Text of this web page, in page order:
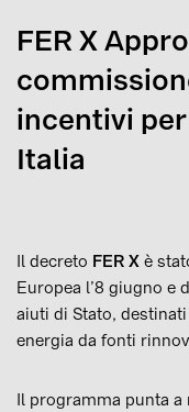
FER X
incentivi
Italia
Il decreto FER X è
Europea l’8 giugno e
aiuti di Stato,
energia da fonti
Il programma punta a